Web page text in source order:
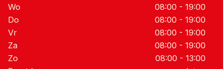
Wo
08:00 - 19:00
Do
08:00 - 19:00
Vr
08:00 - 19:00
Za
08:00 - 19:00
Zo
08:00 - 13:00